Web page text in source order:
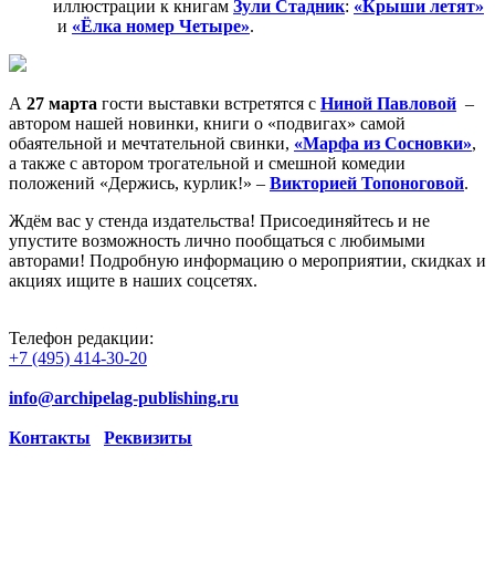
иллюстрации к книгам Зули Стадник: «Крыши летят»
и «Ёлка номер Четыре».
А 27 марта гости выставки встретятся с Ниной Павловой –
автором нашей новинки, книги о «подвигах» самой
обаятельной и мечтательной свинки, «Марфа из Сосновки»,
а также с автором трогательной и смешной комедии
положений «Держись, курлик!» – Викторией Топоноговой.
Ждём вас у стенда издательства! Присоединяйтесь и не
упустите возможность лично пообщаться с любимыми
авторами! Подробную информацию о мероприятии, скидках и
акциях ищите в наших соцсетях.
Телефон редакции:
+7 (495) 414-30-20
info@archipelag-publishing.ru
Контакты Реквизиты